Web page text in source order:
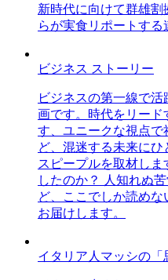
新時代に向けて群雄
らが実食リポートする
ビジネス ストーリー
ビジネスの第一線で
画です。時代をリード
す、ユニークな視点で
ど、混迷する未来に
スピープルを取材し
したのか？ 人知れぬ
ど、ここでしか読め
お届けします。
イタリア人マッシの「